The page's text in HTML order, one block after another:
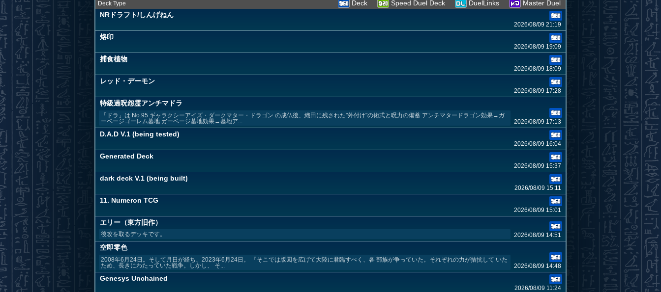
Deck Type
Deck Speed Duel Deck DuelLinks
Master Duel
NRドラフト/しんげねん
2026/08/09 21:19
烙印
2026/08/09 19:09
捕食植物
2026/08/09 18:09
レッド・デーモン
2026/08/09 17:28
特級過呪怨霊アンチマドラ
「ドラ」は No.95 ギャラクシーアイズ・ダークマター・ドラゴン の成仏後、織田に残された"外付け"の術式と呪力の備蓄 アンチマタードラゴン効果→ガ
ーベージゴーレム墓地 ガーベージ墓地効果→墓地ア...
2026/08/09 17:13
D.A.D V.1 (being tested)
2026/08/09 16:04
Generated Deck
2026/08/09 15:37
dark deck V.1 (being built)
2026/08/09 15:11
11. Numeron TCG
2026/08/09 15:01
エリー（東方旧作）
後攻を取るデッキです。 2026/08/09 14:51
空即零色
2008年6月24日。そして月日が経ち、2023年6月24日。 『そこでは版図を広げて大陸に君臨すべく、各 部族が争っていた。それぞれの力が拮抗して いた
ため、長きにわたっていた戦争。しかし、 そ...
2026/08/09 14:48
Genesys Unchained
2026/08/09 11:24